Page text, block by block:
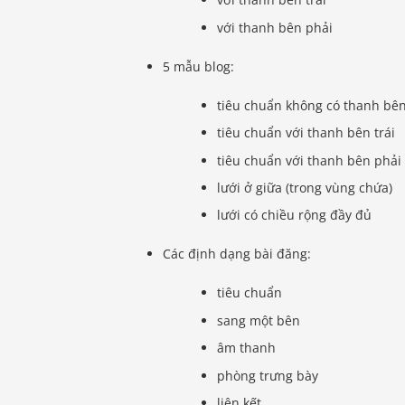
với thanh bên phải
5 mẫu blog:
tiêu chuẩn không có thanh
tiêu chuẩn với thanh bên trái
tiêu chuẩn với thanh bên phải
lưới ở giữa (trong vùng chứa)
lưới có chiều rộng đầy đủ
Các định dạng bài đăng:
tiêu chuẩn
sang một bên
âm thanh
phòng trưng bày